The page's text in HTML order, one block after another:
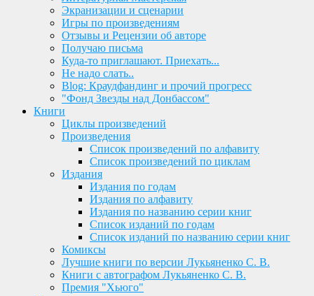
Экранизации и сценарии
Игры по произведениям
Отзывы и Рецензии об авторе
Получаю письма
Куда-то приглашают. Приехать...
Не надо слать..
Blog: Краудфандинг и прочий прогресс
"Фонд Звезды над Донбассом"
Книги
Циклы произведений
Произведения
Список произведений по алфавиту
Список произведений по циклам
Издания
Издания по годам
Издания по алфавиту
Издания по названию серии книг
Список изданий по годам
Список изданий по названию серии книг
Комиксы
Лучшие книги по версии Лукьяненко С. В.
Книги с автографом Лукьяненко С. В.
Премия "Хьюго"